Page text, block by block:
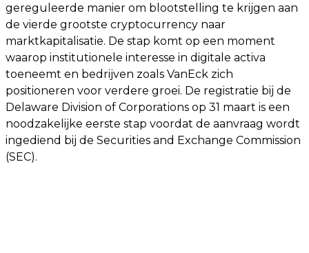
gereguleerde manier om blootstelling te krijgen aan
de vierde grootste cryptocurrency naar
marktkapitalisatie. De stap komt op een moment
waarop institutionele interesse in digitale activa
toeneemt en bedrijven zoals VanEck zich
positioneren voor verdere groei. De registratie bij de
Delaware Division of Corporations op 31 maart is een
noodzakelijke eerste stap voordat de aanvraag wordt
ingediend bij de Securities and Exchange Commission
(SEC).